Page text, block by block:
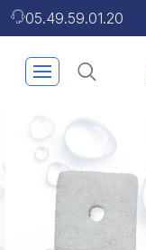
05.49.59.01.20